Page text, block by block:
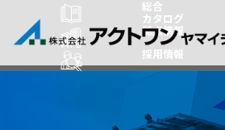
総合
カタログ
拠点情報
採用情報
https://www.act-1.co.jp/product-catalog/